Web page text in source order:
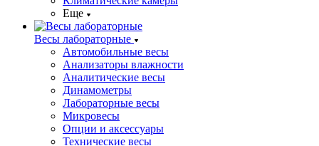
Еще
Весы лабораторные
Автомобильные весы
Анализаторы влажности
Аналитические весы
Динамометры
Лабораторные весы
Микровесы
Опции и аксессуары
Технические весы